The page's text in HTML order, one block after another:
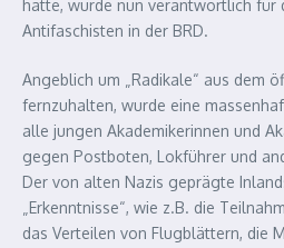
hatte, wurde nun verantwortlich für
Antifaschisten in der BRD.
Angeblich um „Radikale“ aus dem
fernzuhalten, wurde eine
alle jungen Akademikerinnen und
gegen Postboten, Lokführer und
Der von alten Nazis geprägte
„Erkenntnisse“, wie z.B. die
das Verteilen von Flugblättern, die